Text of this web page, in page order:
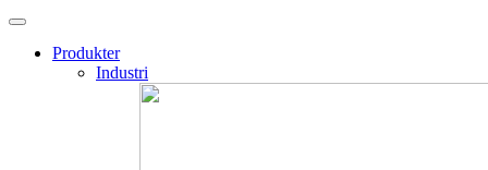
Produkter
Industri